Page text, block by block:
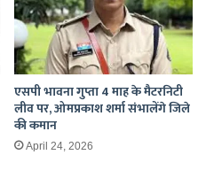
एसपी भावना गुप्ता 4 माह के मैटरनिटी
लीव पर, ओमप्रकाश शर्मा संभालेंगे जिले
की कमान
April 24, 2026